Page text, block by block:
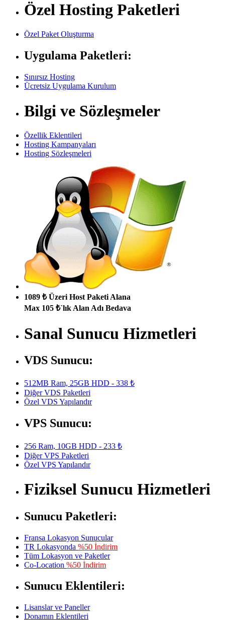
Özel Hosting Paketleri
Özel Paket Oluşturma
Uygulama Paketleri:
Sınırsız Hosting
Ücretsiz Uygulama Kurulum
Bilgi ve Sözleşmeler
Özellik Eklentileri
Hosting Kampanyaları
Hosting Sözleşmeleri
1089 ₺ Üzeri Host Paketi Alana
Max 105 ₺`lık Alan Adı Bedava
Sanal Sunucu Hizmetleri
VDS Sunucu:
512MB Ram, 25GB HDD - 338 ₺
Diğer VDS Paketleri
Özel VDS Yapılandır
VPS Sunucu:
256 Ram, 10GB HDD - 233 ₺
Diğer VPS Paketleri
Özel VPS Yapılandır
Fiziksel Sunucu Hizmetleri
Sunucu Paketleri:
Fransa Lokasyon Sunucular
TR Lokasyonda %50 İndirim
Tüm Lokasyon ve Paketler
Co-Location %50 İndirim
Sunucu Eklentileri:
Lisanslar ve Paneller
Donamın Eklentileri